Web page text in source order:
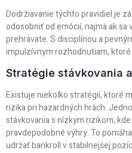
Dodržiavanie týchto pravidiel je
odosobniť od emócií, najmä ak sa
prehrávate. S disciplínou a
impulzívnym rozhodnutiam,
Stratégie stávkovania
Existuje niekoľko stratégií, ktoré
rizika pri hazardných hrách.
stávkovania s nízkym rizikom,
pravdepodobné výhry. To
udržať bankroll v stabilnejšej